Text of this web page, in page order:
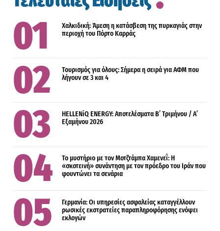
Χαλκιδική: Άμεση η κατάσβεση της πυρκαγιάς στην
περιοχή του Πόρτο Καρράς
Τουρισμός για όλους: Σήμερα η σειρά για ΑΦΜ που
λήγουν σε 3 και 4
HELLENiQ ENERGY: Αποτελέσματα Β’ Τριμήνου / Α’
Εξαμήνου 2026
Το μυστήριο με τον Μοτζτάμπα Χαμενεΐ: Η
«σκοτεινή» συνάντηση με τον πρόεδρο του Ιράν που
φουντώνει τα σενάρια
Γερμανία: Οι υπηρεσίες ασφαλείας καταγγέλλουν
ρωσικές εκστρατείες παραπληροφόρησης ενόψει
εκλογών